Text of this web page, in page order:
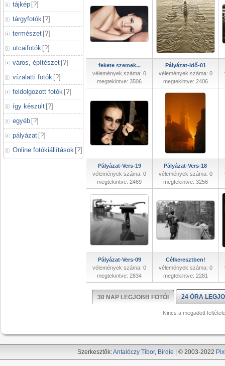
tájkép [?]
tárgyfotók [?]
természet [?]
utcaifotók [?]
város, építészet [?]
vízalatti fotók [?]
feldolgozott fotók [?]
így készült [?]
egyéb [?]
pályázat [?]
Online fotókiállítások [?]
fekete szemek...
vélemények száma: 0
megtekintve: 3506
Pályázat-Idő-01
vélemények száma: 0
megtekintve: 2406
Pályázat-Vers-19
vélemények száma: 0
megtekintve: 2469
Pályázat-Vers-18
vélemények száma: 0
megtekintve: 3256
Pályázat-Vers-09
vélemények száma: 0
megtekintve: 2834
Célkeresztben!
vélemények száma: 0
megtekintve: 2281
30 NAP LEGJOBB FOTÓI 24 ÓRA
Nincs a megadott
Szerkesztők:Antalóczy Tibor, Birdie | © 2003-2022